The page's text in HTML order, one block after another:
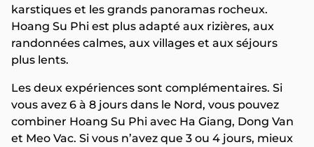
karstiques et les grands panoramas rocheux.
Hoang Su Phi est plus adapté aux rizières, aux
randonnées calmes, aux villages et aux séjours
plus lents.
Les deux expériences sont complémentaires. Si
vous avez 6 à 8 jours dans le Nord, vous pouvez
combiner Hoang Su Phi avec Ha Giang, Dong Van
et Meo Vac. Si vous n’avez que 3 ou 4 jours, mieux